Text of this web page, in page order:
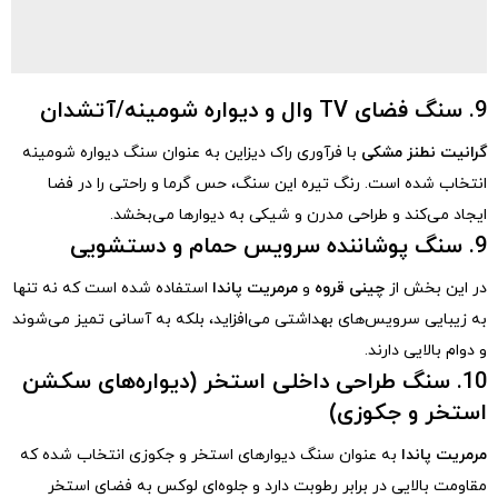
9. سنگ فضای TV وال و دیواره شومینه/آتشدان
گرانیت نطنز مشکی با فرآوری راک دیزاین به عنوان سنگ دیواره شومینه
انتخاب شده است. رنگ تیره این سنگ، حس گرما و راحتی را در فضا
ایجاد می‌کند و طراحی مدرن و شیکی به دیوارها می‌بخشد.
9. سنگ پوشاننده سرویس حمام و دستشویی
در این بخش از چینی قروه و مرمریت پاندا استفاده شده است که نه تنها
به زیبایی سرویس‌های بهداشتی می‌افزاید، بلکه به آسانی تمیز می‌شوند
و دوام بالایی دارند.
10. سنگ طراحی داخلی استخر (دیواره‌های سکشن
استخر و جکوزی)
مرمریت پاندا به عنوان سنگ دیوارهای استخر و جکوزی انتخاب شده که
مقاومت بالایی در برابر رطوبت دارد و جلوه‌ای لوکس به فضای استخر